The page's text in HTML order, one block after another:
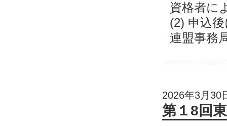
資格者に
(2) 申込
連盟事務
2026年3月30
第１8回